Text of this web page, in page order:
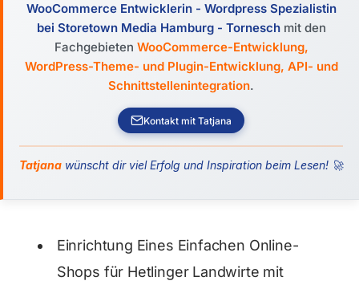
WooCommerce Entwicklerin - Wordpress Spezialistin
bei Storetown Media Hamburg - Tornesch mit den
Fachgebieten WooCommerce-Entwicklung,
WordPress-Theme- und Plugin-Entwicklung, API- und
Schnittstellenintegration.
Kontakt mit Tatjana
Tatjana wünscht dir viel Erfolg und Inspiration beim Lesen! 🚀
Einrichtung Eines Einfachen Online-
Shops für Hetlinger Landwirte mit